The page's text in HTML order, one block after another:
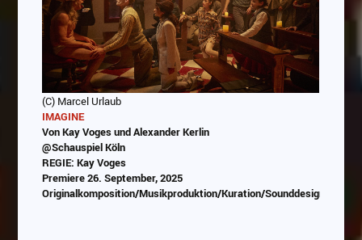
(C) Marcel Urlaub
IMAGINE
Von Kay Voges und Alexander Kerlin
@Schauspiel Köln
REGIE: Kay Voges
Premiere 26. September, 2025
Originalkomposition/Musikproduktion/Kuration/Sounddesign/